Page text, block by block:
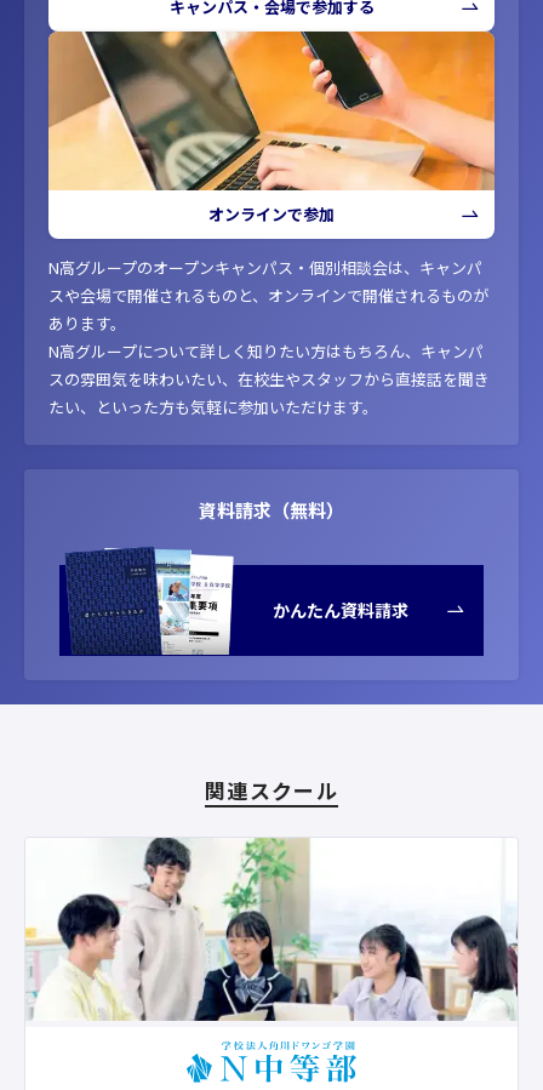
キャンパス・会場で参加する
オンラインで参加
N高グループのオープンキャンパス・個別相談会は、キャンパ
スや会場で開催されるものと、オンラインで開催されるものが
あります。
N高グループについて詳しく知りたい方はもちろん、キャンパ
スの雰囲気を味わいたい、在校生やスタッフから直接話を聞き
たい、といった方も気軽に参加いただけます。
資料請求（無料）
かんたん資料請求
関連スクール